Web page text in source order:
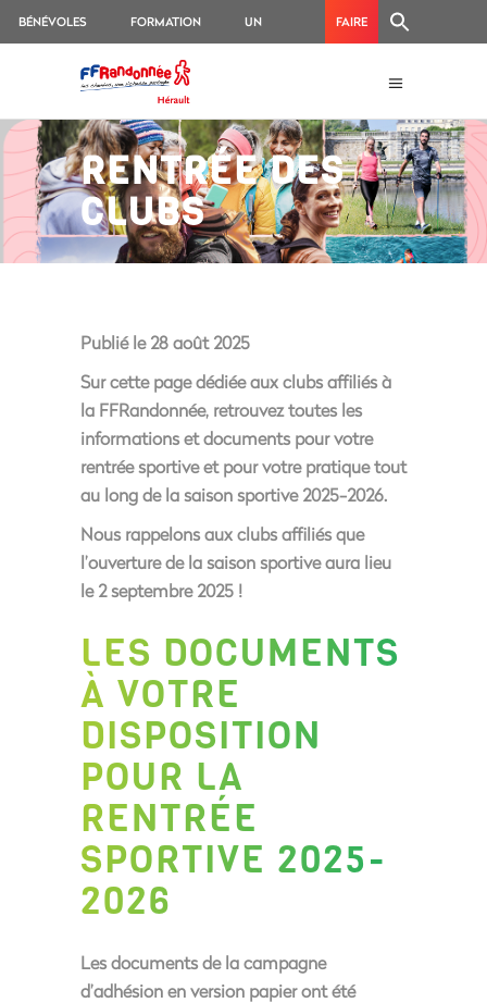
BÉNÉVOLES FORMATION UN FAIRE
RENTRÉE DES
CLUBS
Publié le 28 août 2025
Sur cette page dédiée aux clubs affiliés à
la FFRandonnée, retrouvez toutes les
informations et documents pour votre
rentrée sportive et pour votre pratique tout
au long de la saison sportive 2025-2026.
Nous rappelons aux clubs affiliés que
l’ouverture de la saison sportive aura lieu
le 2 septembre 2025 !
LES DOCUMENTS
À VOTRE
DISPOSITION
POUR LA
RENTRÉE
SPORTIVE 2025-
2026
Les documents de la campagne
d’adhésion en version papier ont été